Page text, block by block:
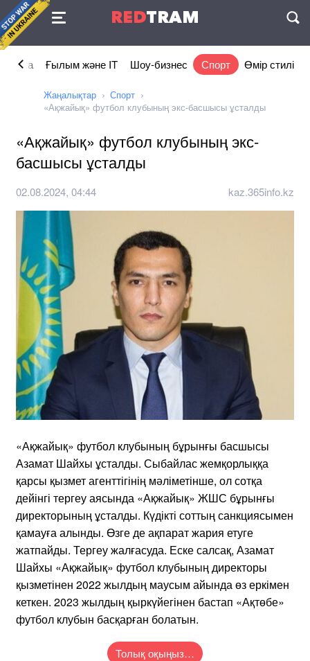
REDTRAM
Келісімі
Ғылым және IT Шоу-бизнес Спорт Өмір стилі
Жаңалықтар
Спорт
«Ақжайық» футбол клубының экс-басшысы ұсталды
«Ақжайық» футбол клубының экс-
басшысы ұсталды
02.08.2024, 04:44 kaz.365info.kz
«Ақжайық» футбол клубының бұрынғы басшысы
Азамат Шайхы ұсталды. Сыбайлас жемқорлыққа
қарсы қызмет агенттігінің мәліметінше, ол сотқа
дейінгі тергеу аясында «Ақжайық» ЖШС бұрынғы
директорының ұсталды. Күдікті соттың санкциясымен
қамауға алынды. Өзге де ақпарат жария етуге
жатпайды. Тергеу жалғасуда. Еске салсақ, Азамат
Шайхы «Ақжайық» футбол клубының директоры
қызметінен 2022 жылдың маусым айында өз еркімен
кеткен. 2023 жылдың қыркүйегінен бастап «Ақтөбе»
футбол клубын басқарған болатын.
Толық оқыңыз…